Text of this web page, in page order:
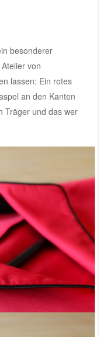
besonderer
von
lassen: Ein rotes
an den Kanten
Träger und das wer